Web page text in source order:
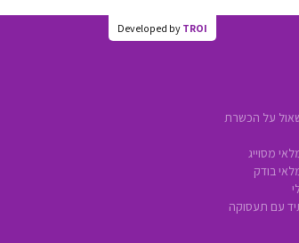
Developed by TROI
על הכשרת
מסוייג
בודק